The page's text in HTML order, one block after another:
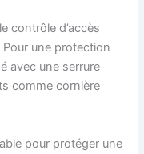
contrôle d’accès
une protection
avec une serrure
comme cornière
pour protéger une